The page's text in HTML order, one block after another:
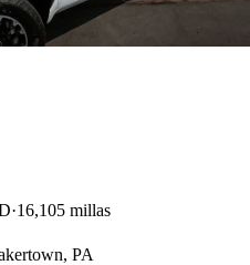
16,105 millas
PA